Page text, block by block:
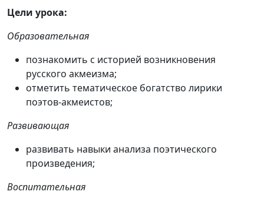
Цели урока:
Образовательная
познакомить с историей возникновения
русского акмеизма;
отметить тематическое богатство лирики
поэтов-акмеистов;
Развивающая
развивать навыки анализа поэтического
произведения;
Воспитательная